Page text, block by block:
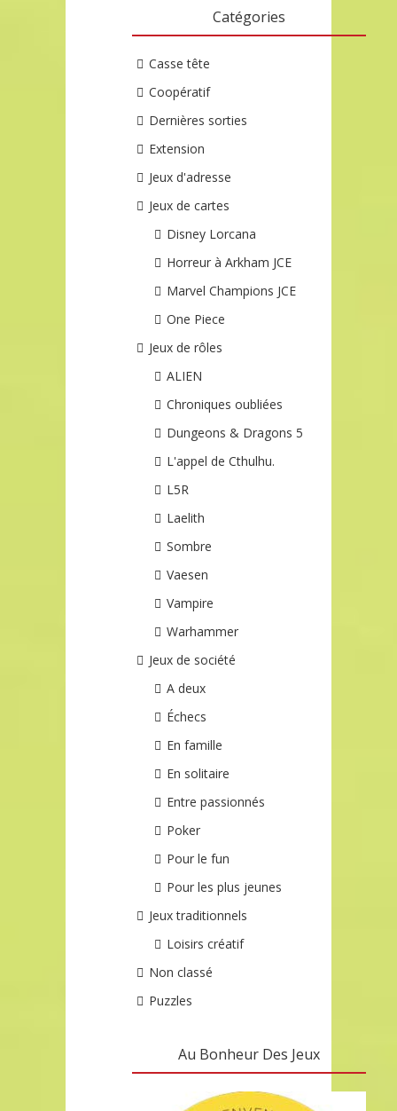
Catégories
Casse tête
Coopératif
Dernières sorties
Extension
Jeux d'adresse
Jeux de cartes
Disney Lorcana
Horreur à Arkham JCE
Marvel Champions JCE
One Piece
Jeux de rôles
ALIEN
Chroniques oubliées
Dungeons & Dragons 5
L'appel de Cthulhu.
L5R
Laelith
Sombre
Vaesen
Vampire
Warhammer
Jeux de société
A deux
Échecs
En famille
En solitaire
Entre passionnés
Poker
Pour le fun
Pour les plus jeunes
Jeux traditionnels
Loisirs créatif
Non classé
Puzzles
Au Bonheur Des Jeux